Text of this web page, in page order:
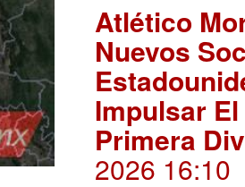
Atlético
Nuevos
Impulsar
Primera
2026 16:10